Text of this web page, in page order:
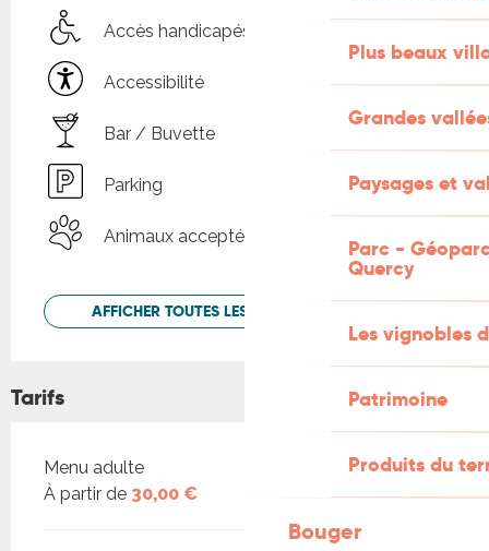
Plus beaux
Grandes
Paysages et
Parc -
Quercy
Les vignobles
Patrimoine
Produits du
Bouger
Accès handicapés
Accessibilité
Bar / Buvette
Parking
Animaux acceptés
AFFICHER TOUTES LES PRESTATIONS
Tarifs
Tarifs 2026
Menu adulte
À partir de 30,00 €